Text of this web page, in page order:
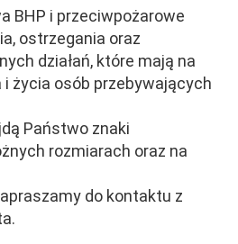
BHP i przeciwpożarowe
ostrzegania oraz
działań, które mają na
życia osób przebywających
Państwo znaki
rozmiarach oraz na
do kontaktu z